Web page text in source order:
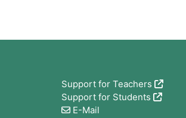
Support for Teachers
Support for Students
E-Mail